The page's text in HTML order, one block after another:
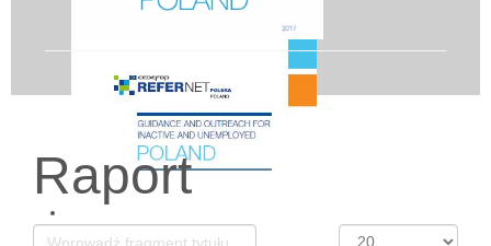
Raport
Wprowadź
Pokaż